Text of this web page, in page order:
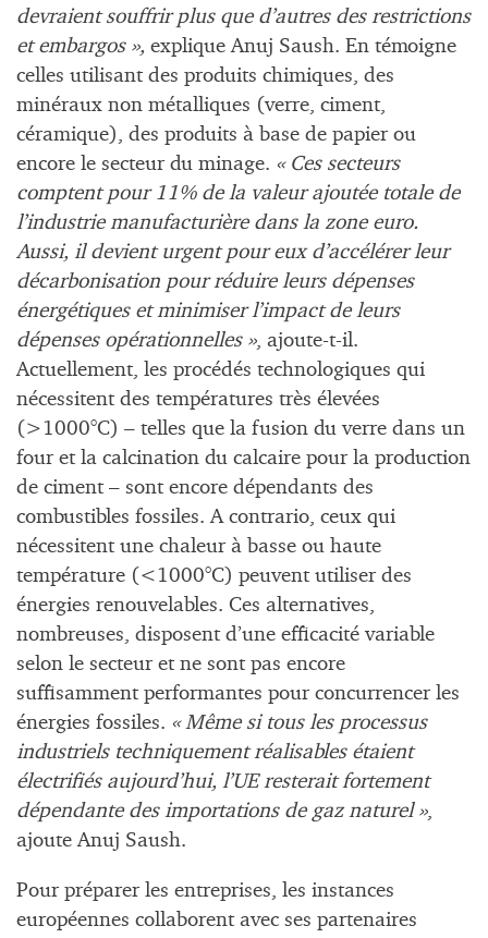
devraient souffrir plus que d’autres des restrictions
et embargos », explique Anuj Saush. En témoigne
celles utilisant des produits chimiques, des
minéraux non métalliques (verre, ciment,
céramique), des produits à base de papier ou
encore le secteur du minage. « Ces secteurs
comptent pour 11% de la valeur ajoutée totale de
l’industrie manufacturière dans la zone euro.
Aussi, il devient urgent pour eux d’accélérer leur
décarbonisation pour réduire leurs dépenses
énergétiques et minimiser l’impact de leurs
dépenses opérationnelles », ajoute-t-il.
Actuellement, les procédés technologiques qui
nécessitent des températures très élevées
(>1000°C) – telles que la fusion du verre dans un
four et la calcination du calcaire pour la production
de ciment – sont encore dépendants des
combustibles fossiles. A contrario, ceux qui
nécessitent une chaleur à basse ou haute
température (<1000°C) peuvent utiliser des
énergies renouvelables. Ces alternatives,
nombreuses, disposent d’une efficacité variable
selon le secteur et ne sont pas encore
suffisamment performantes pour concurrencer les
énergies fossiles. « Même si tous les processus
industriels techniquement réalisables étaient
électrifiés aujourd’hui, l’UE resterait fortement
dépendante des importations de gaz naturel »,
ajoute Anuj Saush.
Pour préparer les entreprises, les instances
européennes collaborent avec ses partenaires